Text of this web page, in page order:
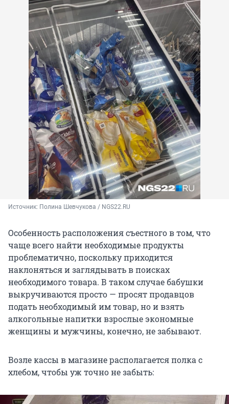
Источник: Полина Шевчукова / NGS22.RU
Особенность расположения съестного в том, что
чаще всего найти необходимые продукты
проблематично, поскольку приходится
наклоняться и заглядывать в поисках
необходимого товара. В таком случае бабушки
выкручиваются просто — просят продавцов
подать необходимый им товар, но и взять
алкогольные напитки взрослые экономные
женщины и мужчины, конечно, не забывают.
Возле кассы в магазине располагается полка с
хлебом, чтобы уж точно не забыть: